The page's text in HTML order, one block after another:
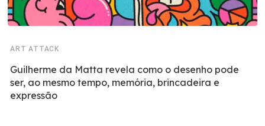
ART ATTACK
Guilherme da Matta revela como o desenho pode
ser, ao mesmo tempo, memória, brincadeira e
expressão